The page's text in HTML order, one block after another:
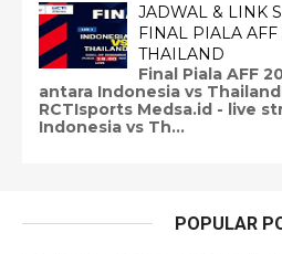
JADWAL & LINK
FINAL PIALA
THAILAND
Final Piala AFF
antara Indonesia vs
RCTIsports Medsa.id - live
Indonesia vs Th...
POPULAR